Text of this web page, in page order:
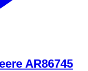
AR86745